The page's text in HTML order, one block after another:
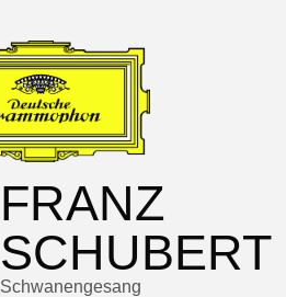
FRANZ
SCHUBERT
Schwanengesang